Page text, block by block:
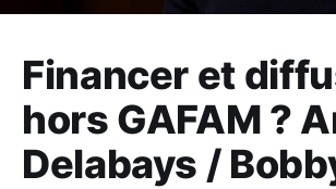
Financer et
hors GAFAM ?
Delabays /